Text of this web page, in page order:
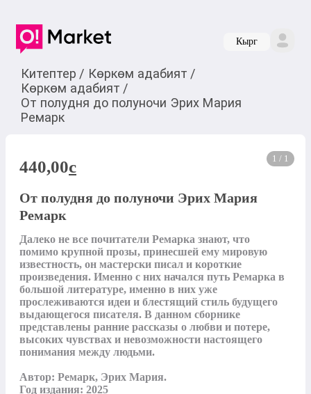
Кырг
Китептер / Көркөм адабият /
Көркөм адабият /
От полудня до полуночи Эрих Мария
Ремарк
1 / 1
440,00c
От полудня до полуночи Эрих Мария
Ремарк
Далеко не все почитатели Ремарка знают, что
помимо крупной прозы, принесшей ему мировую
известность, он мастерски писал и короткие
произведения. Именно с них начался путь Ремарка в
большой литературе, именно в них уже
прослеживаются идеи и блестящий стиль будущего
выдающегося писателя. В данном сборнике
представлены ранние рассказы о любви и потере,
высоких чувствах и невозможности настоящего
понимания между людьми.
Aвтор: Ремарк, Эрих Мария.
Год издания: 2025